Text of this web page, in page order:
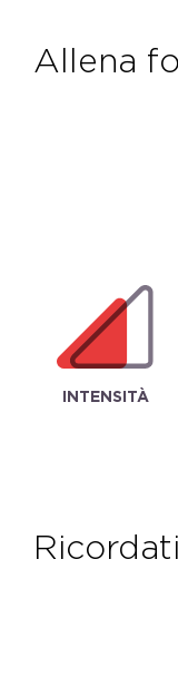
allena
INTENSITÀ
ricordati